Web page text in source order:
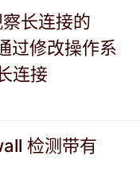
长连接的
过修改操作系
连接
检测带有